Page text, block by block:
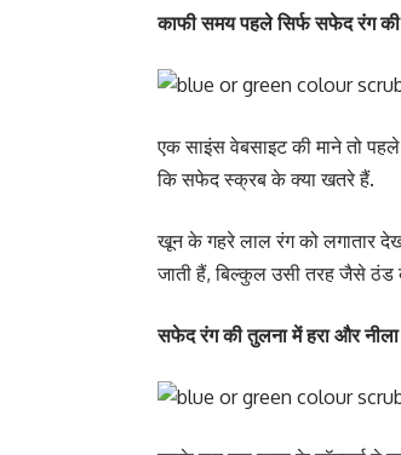
काफी समय पहले सिर्फ सफेद रंग की
एक साइंस वेबसाइट की माने तो
कि सफेद स्क्रब के क्या खतरे हैं.
खून के गहरे लाल रंग को लगातार
जाती हैं, बिल्कुल उसी तरह जैसे
सफेद रंग की तुलना में हरा और